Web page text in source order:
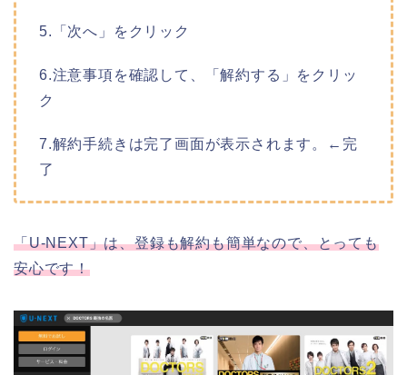
5.「次へ」をクリック
6.注意事項を確認して、「解約する」をクリッ
ク
7.解約手続きは完了画面が表示されます。←完
了
「U-NEXT」は、登録も解約も簡単なので、とっても
安心です！